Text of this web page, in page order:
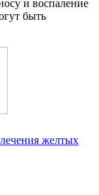
и воспаление
быть
желтых